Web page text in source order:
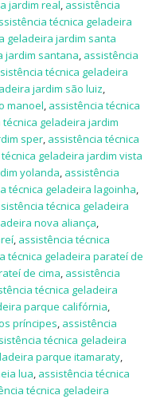
jardim real, assistência
técnica geladeira
geladeira jardim santa
jardim santana, assistência
técnica geladeira
jardim são luiz,
manoel, assistência técnica
geladeira jardim
sper, assistência técnica
geladeira jardim vista
yolanda, assistência
técnica geladeira lagoinha,
técnica geladeira
nova aliança,
, assistência técnica
técnica geladeira parateí de
de cima, assistência
técnica geladeira
parque califórnia,
príncipes, assistência
técnica geladeira
parque itamaraty,
lua, assistência técnica
técnica geladeira